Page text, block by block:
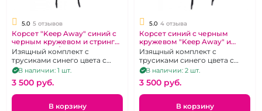
5.0 5 отзывов
Корсет "Keep Away" синий с
черным кружевом и стринги
размер M-42\44
Изящный комплект с
трусиками синего цвета с
пажами для чулок
В наличии: 1 шт.
3 500 pуб.
В корзину
5.0 4 отзыва
Корсет синий с черным
кружевом "Keep Away" и
стринги размер L-44-46
Изящный комплект с
трусиками синего цвета с
пажами для чулок
В наличии: 2 шт.
3 500 pуб.
В корзину